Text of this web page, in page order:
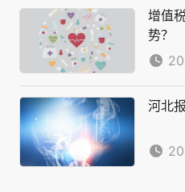
增值
势？
河北